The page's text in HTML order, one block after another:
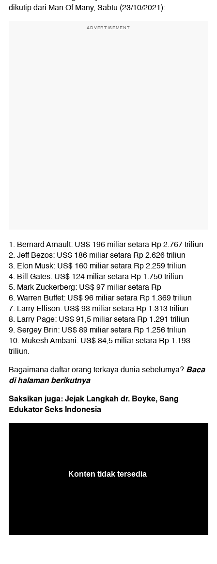
dikutip dari Man Of Many, Sabtu (23/10/2021):
ADVERTISEMENT
1. Bernard Arnault: US$ 196 miliar setara Rp 2.767 triliun
2. Jeff Bezos: US$ 186 miliar setara Rp 2.626 triliun
3. Elon Musk: US$ 160 miliar setara Rp 2.259 triliun
4. Bill Gates: US$ 124 miliar setara Rp 1.750 triliun
5. Mark Zuckerberg: US$ 97 miliar setara Rp
6. Warren Buffet: US$ 96 miliar setara Rp 1.369 triliun
7. Larry Ellison: US$ 93 miliar setara Rp 1.313 triliun
8. Larry Page: US$ 91,5 miliar setara Rp 1.291 triliun
9. Sergey Brin: US$ 89 miliar setara Rp 1.256 triliun
10. Mukesh Ambani: US$ 84,5 miliar setara Rp 1.193
triliun.
Bagaimana daftar orang terkaya dunia sebelumya?Baca
di halaman berikutnya
Saksikan juga: Jejak Langkah dr. Boyke, Sang
Edukator Seks Indonesia